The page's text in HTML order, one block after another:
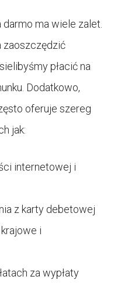
ma wiele zalet.
zaoszczędzić
płacić na
Dodatkowo,
oferuje szereg
jak:
internetowej i
z karty debetowej
i
za wypłaty